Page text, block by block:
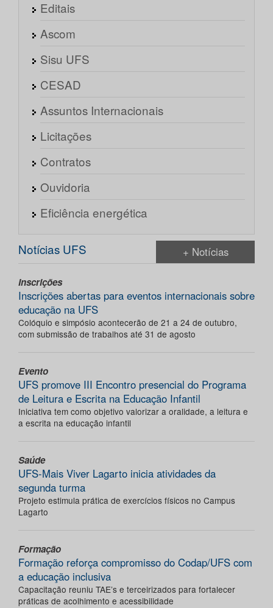
Editais
Ascom
Sisu UFS
CESAD
Assuntos Internacionais
Licitações
Contratos
Ouvidoria
Eficiência energética
Notícias UFS + Notícias
Inscrições
Inscrições abertas para eventos internacionais sobre
educação na UFS
Colóquio e simpósio acontecerão de 21 a 24 de outubro,
com submissão de trabalhos até 31 de agosto
Evento
UFS promove III Encontro presencial do Programa
de Leitura e Escrita na Educação Infantil
Iniciativa tem como objetivo valorizar a oralidade, a leitura e
a escrita na educação infantil
Saúde
UFS-Mais Viver Lagarto inicia atividades da
segunda turma
Projeto estimula prática de exercícios físicos no Campus
Lagarto
Formação
Formação reforça compromisso do Codap/UFS com
a educação inclusiva
Capacitação reuniu TAE’s e terceirizados para fortalecer
práticas de acolhimento e acessibilidade